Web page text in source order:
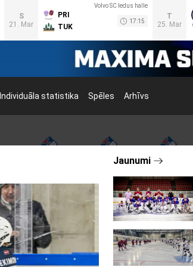
S
21. Mar
Volvo SC ledus halle
PRI
TUK
17:15
T
25. Mar
Individuāla statistika Spēles Arhīvs
Jaunumi